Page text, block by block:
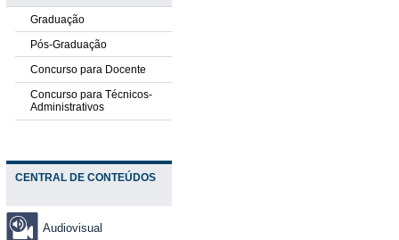
Graduação
Pós-Graduação
Concurso para Docente
Concurso para Técnicos-
Administrativos
CENTRAL DE CONTEÚDOS
Audiovisual